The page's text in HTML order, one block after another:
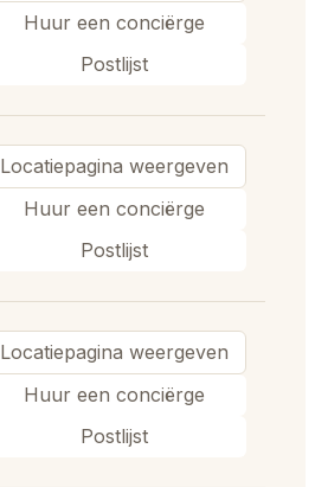
Huur een conciërge
Postlijst
Locatiepagina weergeven
Huur een conciërge
Postlijst
Locatiepagina weergeven
Huur een conciërge
Postlijst